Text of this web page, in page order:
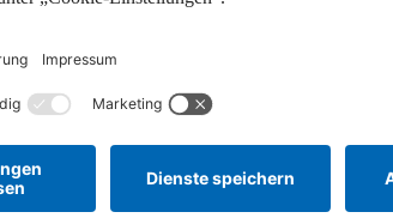
Eine effektive
nachhaltigen
Kreis. Denn durch